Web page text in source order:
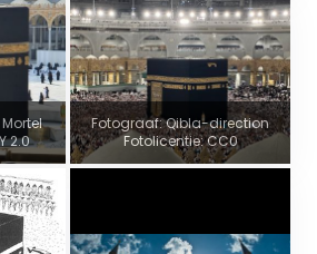
2.0
Fotograaf: Qibla-direction
Fotolicentie: CC0